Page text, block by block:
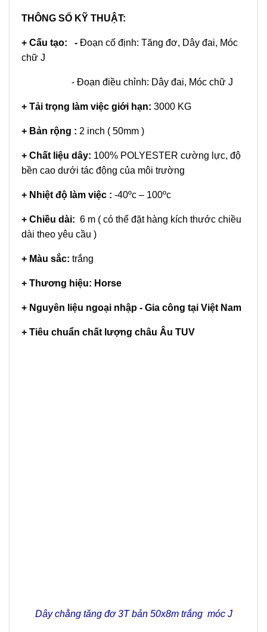
THÔNG SỐ KỸ THUẬT:
+ Cấu tạo: - Đoạn cố định: Tăng đơ, Dây đai, Móc
chữ J
- Đoạn điều chỉnh: Dây đai, Móc chữ J
+ Tải trọng làm việc giới hạn: 3000 KG
+ Bản rộng : 2 inch ( 50mm )
+ Chất liệu dây: 100% POLYESTER cường lực, độ
bền cao dưới tác động của môi trường
+ Nhiệt độ làm việc : -40ºc – 100ºc
+ Chiều dài: 6 m ( có thể đặt hàng kích thước chiều
dài theo yêu cầu )
+ Màu sắc: trắng
+ Thương hiệu: Horse
+ Nguyên liệu ngoại nhập - Gia công tại Việt Nam
+ Tiêu chuẩn chất lượng châu Âu TUV
Dây chằng tăng đơ 3T bản 50x8m trắng móc J